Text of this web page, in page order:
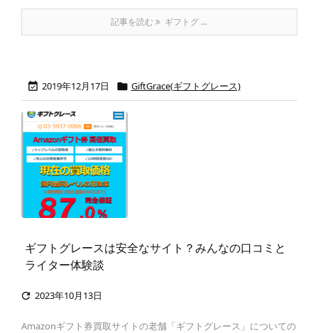
記事を読む ギフトグ ...
 2019年12月17日  GiftGrace(ギフトグレース)
ギフトグレースは安全なサイト？みんなの口コミと
ライター体験談
 2023年10月13日
Amazonギフト券買取サイトの老舗「ギフトグレース」についての